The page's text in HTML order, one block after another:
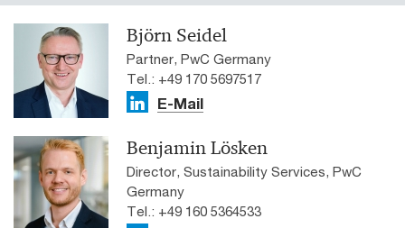
Björn Seidel
Partner, PwC Germany
Tel.: +49 170 5697517
E-Mail
Benjamin Lösken
Director, Sustainability Services, PwC
Germany
Tel.: +49 160 5364533